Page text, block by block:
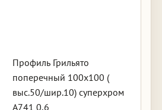
Профиль Грильято
поперечный 100х100 (
выс.50/шир.10) суперхром
А741 0,6